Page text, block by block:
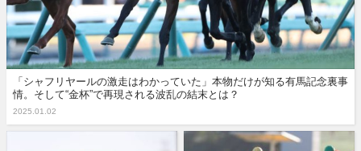
「シャフリヤールの激走はわかっていた」本物だけが知る有馬記念裏事
情。そして“金杯”で再現される波乱の結末とは？
2025.01.02